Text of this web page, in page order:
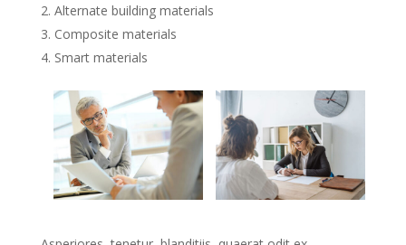
Alternate building materials
Composite materials
Smart materials